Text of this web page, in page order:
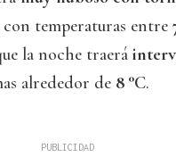
temperaturas entre
la noche traerá
alrededor de 8 °C.